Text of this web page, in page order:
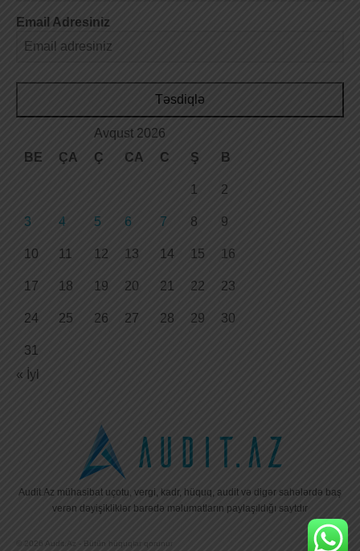
Email Adresiniz
Təsdiqlə
Avqust 2026
BE
ÇA Ç CA C Ş B
1 2
3 4 5 6 7 8 9
10 11 12 13 14 15 16
17 18 19 20 21 22 23
24 25 26 27 28 29 30
31
« İyl
Audit.Az mühasibat uçotu, vergi, kadr, hüquq, audit və digər sahələrdə baş
verən dəyişikliklər barədə məlumatların paylaşıldığı saytdır
© 2026 Audit.Az - Bütün hüquqlar qorunur